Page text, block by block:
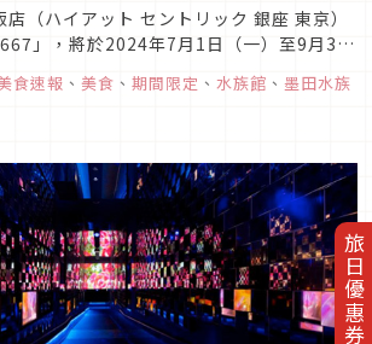
旅日優惠券
（ハイアット セントリック 銀座 東京）
」，將於2024年7月1日（一）至9月30
推出與墨田水族館合作的下午茶「SUMIDA
Tea」。
食速報 、 美食 、 期間限定 、 水族館 、 墨田水族